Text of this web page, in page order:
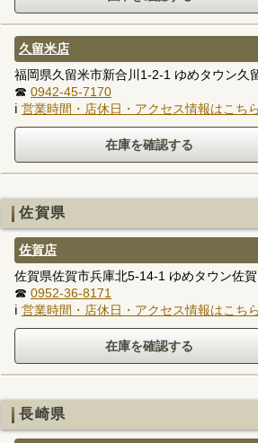
久留米店
福岡県久留米市新合川1-2-1 ゆめタウン久
☎ 0942-45-7170
ℹ 営業時間・店休日・アクセス情報はこちら
佐賀県
佐賀店
佐賀県佐賀市兵庫北5-14-1 ゆめタウン佐
☎ 0952-36-8171
ℹ 営業時間・店休日・アクセス情報はこちら
長崎県